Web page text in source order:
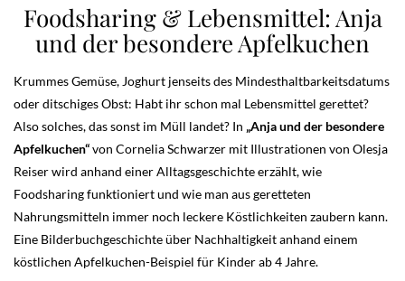
Foodsharing & Lebensmittel: Anja
und der besondere Apfelkuchen
Krummes Gemüse, Joghurt jenseits des Mindesthaltbarkeitsdatums
oder ditschiges Obst: Habt ihr schon mal Lebensmittel gerettet?
Also solches, das sonst im Müll landet? In „Anja und der besondere
Apfelkuchen“von Cornelia Schwarzer mit Illustrationen von Olesja
Reiser wird anhand einer Alltagsgeschichte erzählt, wie
Foodsharing funktioniert und wie man aus geretteten
Nahrungsmitteln immer noch leckere Köstlichkeiten zaubern kann.
Eine Bilderbuchgeschichte über Nachhaltigkeit anhand einem
köstlichen Apfelkuchen-Beispiel für Kinder ab 4 Jahre.